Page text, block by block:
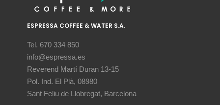
ESPRESSA COFFEE & WATER S.A.
Tel. 670 334 850
info@espressa.es
Reverend Martí Duran 13-15
Pol. Ind. El Plà, 08980
Sant Feliu de Llobregat, Barcelona